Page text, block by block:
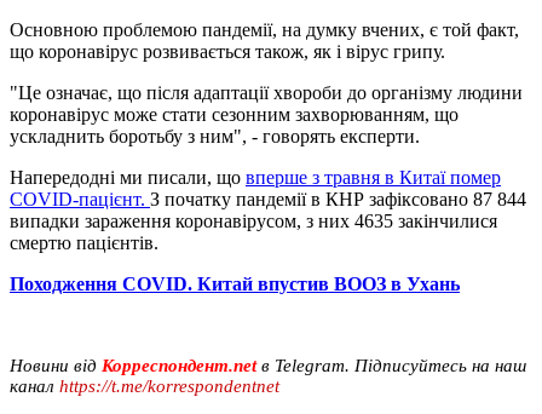
Основною проблемою пандемії, на думку вчених, є той факт,
що коронавірус розвивається також, як і вірус грипу.
"Це означає, що після адаптації хвороби до організму людини
коронавірус може стати сезонним захворюванням, що
ускладнить боротьбу з ним", - говорять експерти.
Напередодні ми писали, що вперше з травня в Китаї помер
COVID-пацієнт. З початку пандемії в КНР зафіксовано 87 844
випадки зараження коронавірусом, з них 4635 закінчилися
смертю пацієнтів.
Походження COVID. Китай впустив ВООЗ в Ухань
Новини від Корреспондент.netв Telegram. Підписуйтесь на наш
канал https://t.me/korrespondentnet